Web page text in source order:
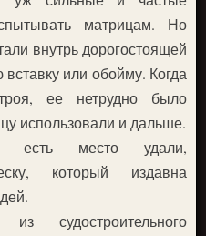
матрицам. Но
внутрь дорогостоящей
или обойму. Когда
ее нетрудно было
использовали и дальше.
есть место удали,
который издавна
судостроительного